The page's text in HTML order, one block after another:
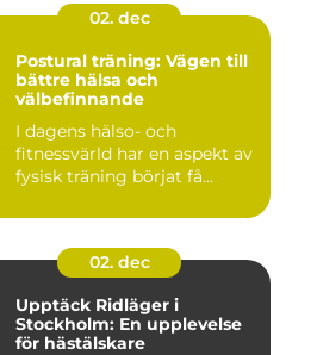
02. dec
Postural träning: Vägen till
bättre hälsa och
välbefinnande
I dagens hälso- och
fitnessvärld har en aspekt av
fysisk träning börjat få...
02. dec
Upptäck Ridläger i
Stockholm: En upplevelse
för hästälskare